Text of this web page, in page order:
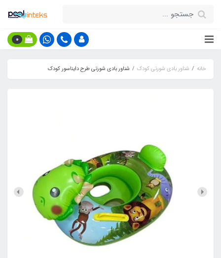
0
خانه شناور بادی شورتی کودک شناور بادی شورتی طرح دایناسور کودک